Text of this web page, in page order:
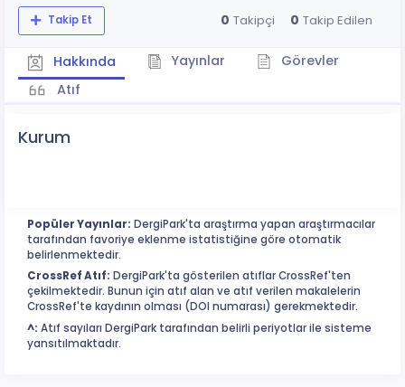
Takip Et 0 Takipçi 0 Takip Edilen
Hakkında Yayınlar
Görevler
Atıf
Kurum
Popüler Yayınlar: DergiPark'ta araştırma yapan araştırmacılar
tarafından favoriye eklenme istatistiğine göre otomatik
belirlenmektedir.
CrossRef Atıf: DergiPark'ta gösterilen atıflar CrossRef'ten
çekilmektedir. Bunun için atıf alan ve atıf verilen makalelerin
CrossRef'te kaydının olması (DOI numarası) gerekmektedir.
^: Atıf sayıları DergiPark tarafından belirli periyotlar ile sisteme
yansıtılmaktadır.